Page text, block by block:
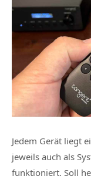
Jedem Gerät liegt
jeweils auch als
funktioniert. Soll